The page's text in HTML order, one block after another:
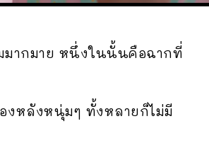
มากมาย หนึ่งในนั้นคือฉากที่
งหลังหนุ่มๆ ทั้งหลายก็ไม่มี